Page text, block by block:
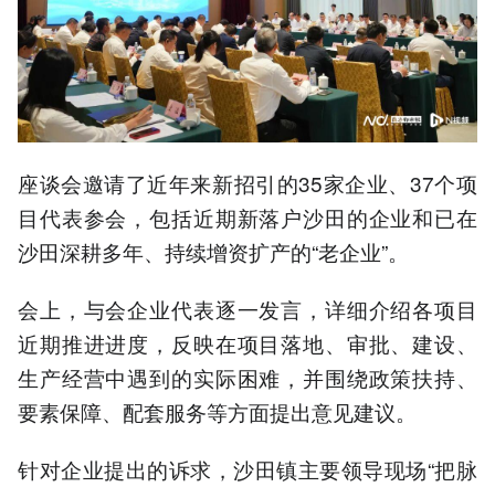
座谈会邀请了近年来新招引的35家企业、37个项
目代表参会，包括近期新落户沙田的企业和已在
沙田深耕多年、持续增资扩产的“老企业”。
会上，与会企业代表逐一发言，详细介绍各项目
近期推进进度，反映在项目落地、审批、建设、
生产经营中遇到的实际困难，并围绕政策扶持、
要素保障、配套服务等方面提出意见建议。
针对企业提出的诉求，沙田镇主要领导现场“把脉